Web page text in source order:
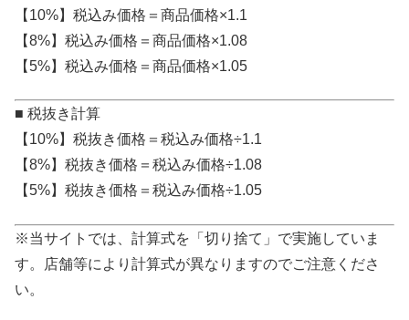
【10%】税込み価格＝商品価格×1.1
【8%】税込み価格＝商品価格×1.08
【5%】税込み価格＝商品価格×1.05
■ 税抜き計算
【10%】税抜き価格＝税込み価格÷1.1
【8%】税抜き価格＝税込み価格÷1.08
【5%】税抜き価格＝税込み価格÷1.05
※当サイトでは、計算式を「切り捨て」で実施していま
す。店舗等により計算式が異なりますのでご注意くださ
い。